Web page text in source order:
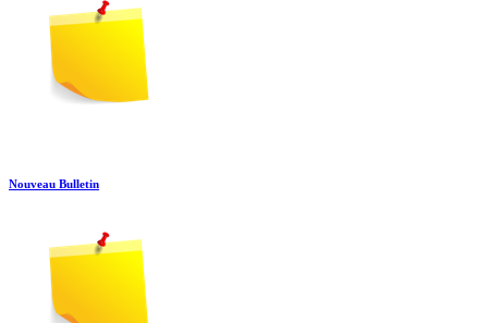
Nouveau Bulletin